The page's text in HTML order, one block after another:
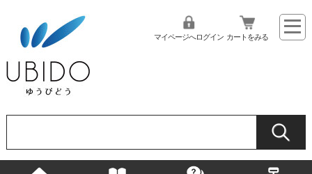
マイページへログイン カートをみる